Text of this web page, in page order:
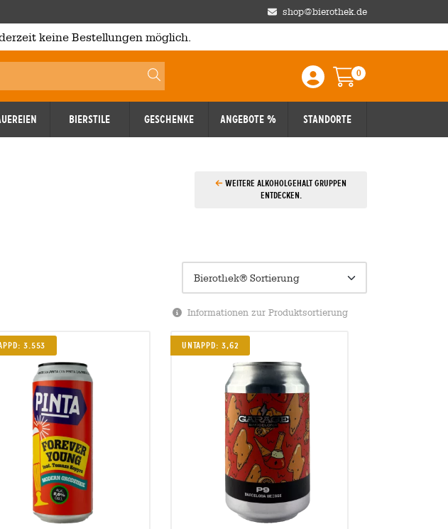
shop@bierothek.de
keine Bestellungen möglich.
Einloggen / Anmelden
Warenkorb
0
Bierstile Geschenke Angebote % Standorte
Weitere Alkoholgehalt Gruppen
entdecken.
Informationen zur Produktsortierung
3.553 Untappd: 3,62